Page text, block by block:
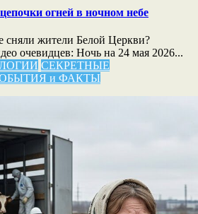
огней в ночном небе
сняли жители Белой Церкви?
очевидцев: Ночь на 24 мая 2026...
СЕКРЕТНЫЕ
и ФАКТЫ